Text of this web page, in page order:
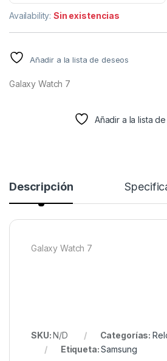
Availability:Sin existencias
Añadir a la lista de deseos
Galaxy Watch 7
Añadir a la lista
Descripción
Galaxy Watch 7
SKU:N/D Categorías:
Etiqueta:Samsung